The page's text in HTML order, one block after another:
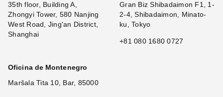
35th floor, Building A,
Zhongyi Tower, 580 Nanjing
West Road, Jing'an District,
Shanghai
Gran Biz Shibadaimon F1, 1-
2-4, Shibadaimon, Minato-
ku, Tokyo
+81 080 1680 0727
Oficina de Montenegro
Maršala Tita 10, Bar, 85000